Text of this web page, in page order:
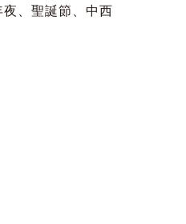
、聖誕節、中西